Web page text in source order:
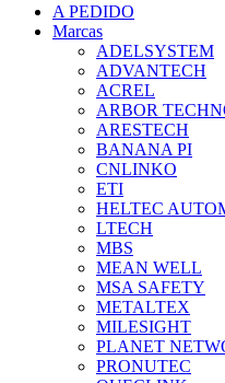
A PEDIDO
Marcas
ADELSYSTEM
ADVANTECH
ACREL
ARBOR
ARESTECH
BANANA PI
CNLINKO
ETI
HELTEC
LTECH
MBS
MEAN WELL
MSA SAFETY
METALTEX
MILESIGHT
PLANET
PRONUTEC